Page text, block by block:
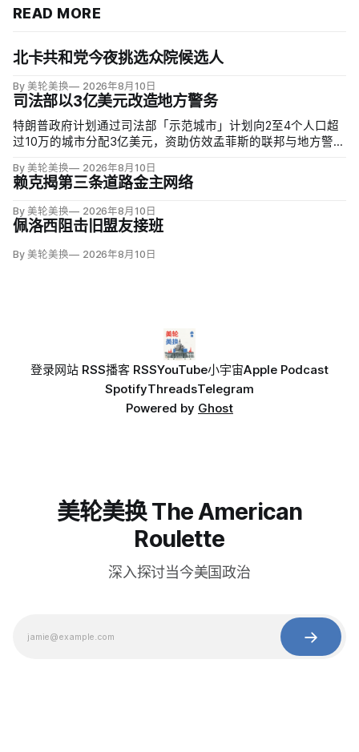
READ MORE
北卡共和党今夜挑选众院候选人
By 美轮美换 2026年8月10日
司法部以3亿美元改造地方警务
特朗普政府计划通过司法部「示范城市」计划向2至4个人口超
过10万的城市分配3亿美元，资助仿效孟菲斯的联邦与地方警力
游荡和强制治疗等政策，并预先同意在暴力犯罪或「公共骚
乱」激增时偿还未来联邦介入成本。
By 美轮美换 2026年8月10日
赖克揭第三条道路金主网络
By 美轮美换 2026年8月10日
佩洛西阻击旧盟友接班
By 美轮美换 2026年8月10日
登录网站 RSS播客 RSSYouTube小宇宙Apple Podcast
SpotifyThreadsTelegram
Powered by Ghost
美轮美换 The American
Roulette
深入探讨当今美国政治